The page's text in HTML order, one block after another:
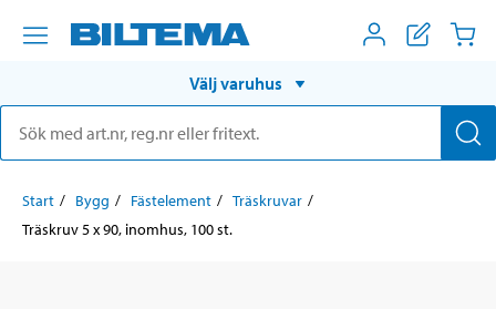
Välj varuhus
Start Bygg Fästelement
Träskruvar
Träskruv 5 x 90, inomhus, 100 st.